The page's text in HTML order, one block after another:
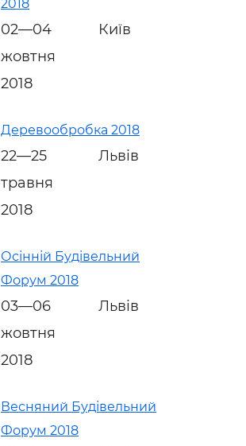
2018
02—04
жовтня
2018
Київ
Деревообробка 2018
22—25
травня
2018
Львів
Осінній Будівельний
Форум 2018
03—06
жовтня
2018
Львів
Весняний Будівельний
Форум 2018